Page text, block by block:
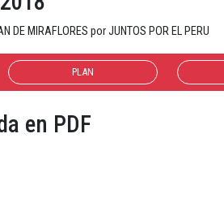
MIRAFLORES por JUNTOS POR EL PERU
PLAN
en PDF